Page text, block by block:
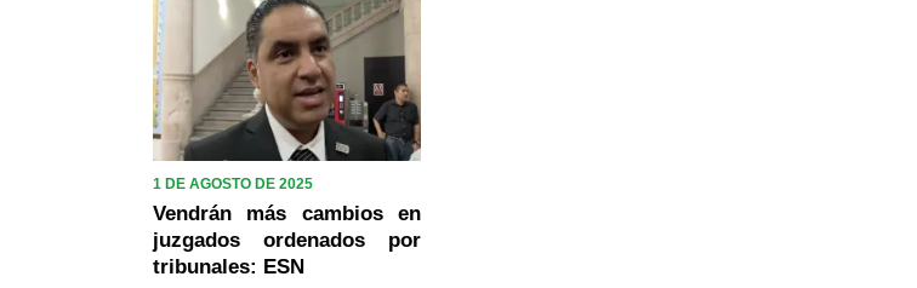
1 DE AGOSTO DE 2025
Vendrán más cambios en
juzgados ordenados por
tribunales: ESN